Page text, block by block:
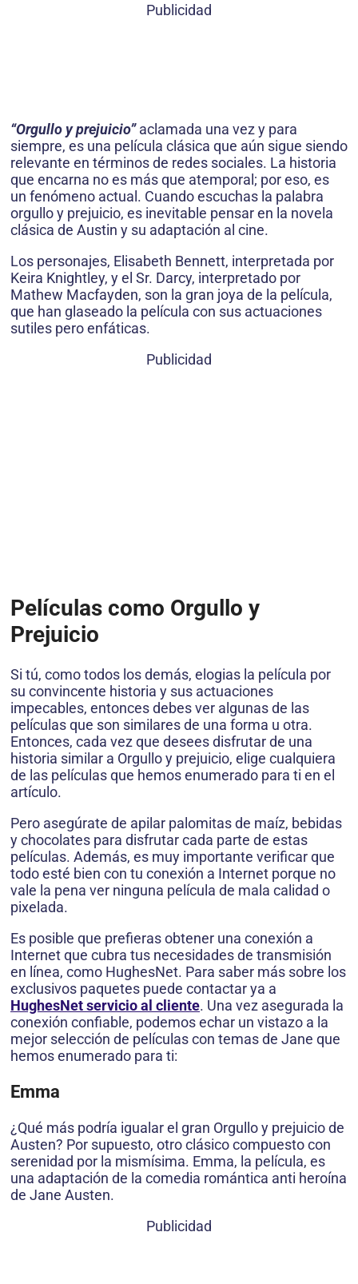
Publicidad
“Orgullo y prejuicio”aclamada una vez y para
siempre, es una película clásica que aún sigue siendo
relevante en términos de redes sociales. La historia
que encarna no es más que atemporal; por eso, es
un fenómeno actual. Cuando escuchas la palabra
orgullo y prejuicio, es inevitable pensar en la novela
clásica de Austin y su adaptación al cine.
Los personajes, Elisabeth Bennett, interpretada por
Keira Knightley, y el Sr. Darcy, interpretado por
Mathew Macfayden, son la gran joya de la película,
que han glaseado la película con sus actuaciones
sutiles pero enfáticas.
Publicidad
Películas como Orgullo y
Prejuicio
Si tú, como todos los demás, elogias la película por
su convincente historia y sus actuaciones
impecables, entonces debes ver algunas de las
películas que son similares de una forma u otra.
Entonces, cada vez que desees disfrutar de una
historia similar a Orgullo y prejuicio, elige cualquiera
de las películas que hemos enumerado para ti en el
artículo.
Pero asegúrate de apilar palomitas de maíz, bebidas
y chocolates para disfrutar cada parte de estas
películas. Además, es muy importante verificar que
todo esté bien con tu conexión a Internet porque no
vale la pena ver ninguna película de mala calidad o
pixelada.
Es posible que prefieras obtener una conexión a
Internet que cubra tus necesidades de transmisión
en línea, como HughesNet. Para saber más sobre los
exclusivos paquetes puede contactar ya a
HughesNet servicio al cliente. Una vez asegurada la
conexión confiable, podemos echar un vistazo a la
mejor selección de películas con temas de Jane que
hemos enumerado para ti:
Emma
¿Qué más podría igualar el gran Orgullo y prejuicio de
Austen? Por supuesto, otro clásico compuesto con
serenidad por la mismísima. Emma, ​​la película, es
una adaptación de la comedia romántica anti heroína
de Jane Austen.
Publicidad